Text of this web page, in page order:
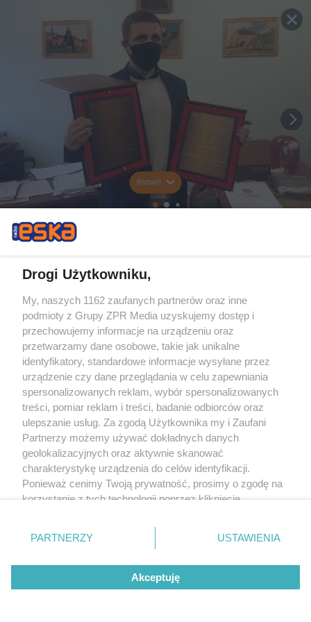
Rozwiń
Drogi Użytkowniku,
My, naszych 1162 zaufanych partnerów oraz inne
podmioty z Grupy ZPR Media uzyskujemy dostęp i
przechowujemy informacje na urządzeniu oraz
przetwarzamy dane osobowe, takie jak unikalne
identyfikatory, standardowe informacje wysyłane przez
urządzenie czy dane przeglądania w celu zapewniania
spersonalizowanych reklam, wybór spersonalizowanych
treści, pomiar reklam i treści, badanie odbiorców oraz
ulepszanie usług. Za zgodą Użytkownika my i Zaufani
Partnerzy możemy używać dokładnych danych
geolokalizacyjnych oraz aktywnie skanować
charakterystykę urządzenia do celów identyfikacji.
Ponieważ cenimy Twoją prywatność, prosimy o zgodę na
korzystanie z tych technologii poprzez kliknięcie
zmienić/wycofać klikając przycisk ustawień prywatności
znajdujący się w lewym dolnym rogu strony
rodzaje przetwarzania danych nie wymagają zgody
użytkownika, ale masz prawo sprzeciwić się takiemu
przetwarzaniu. Preferencje będą miały zastosowanie tylko
PARTNERZY USTAWIENIA
Akceptuję